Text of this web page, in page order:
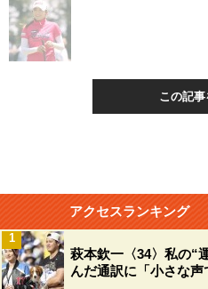
この記
アクセスランキング
萩本欽一〈34〉私の
んだ通訳に「小さな声
1